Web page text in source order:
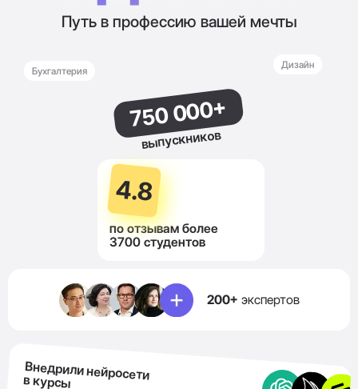
Путь в профессию вашей мечты
Дизайн
Бухгалтерия
750 000+
выпускников
4.8
по отзывам более
3700 студентов
200+ экспертов
Внедрили нейросети
в курсы